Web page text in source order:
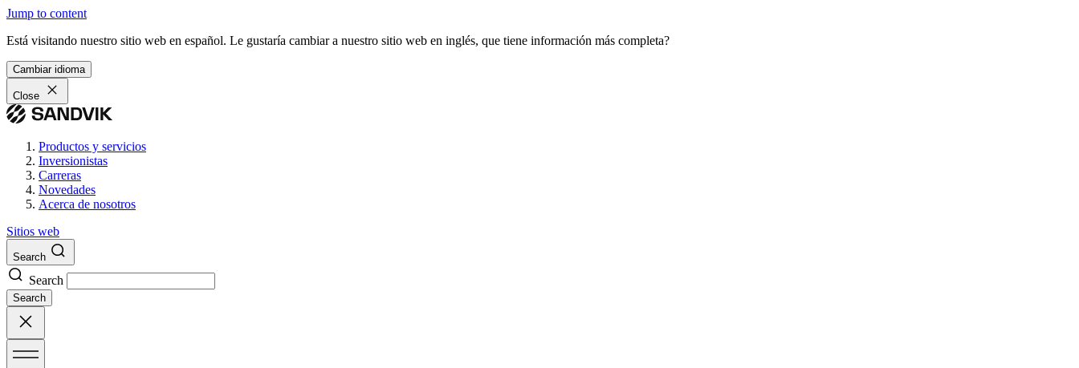
Jump to content
Está visitando nuestro sitio web en español. Le gustaría cambiar a nuestro sitio web en inglés, que tiene información más completa?
Cambiar idioma
Close
Productos y servicios
Inversionistas
Carreras
Novedades
Acerca de nosotros
Sitios web
Search
Search
Search